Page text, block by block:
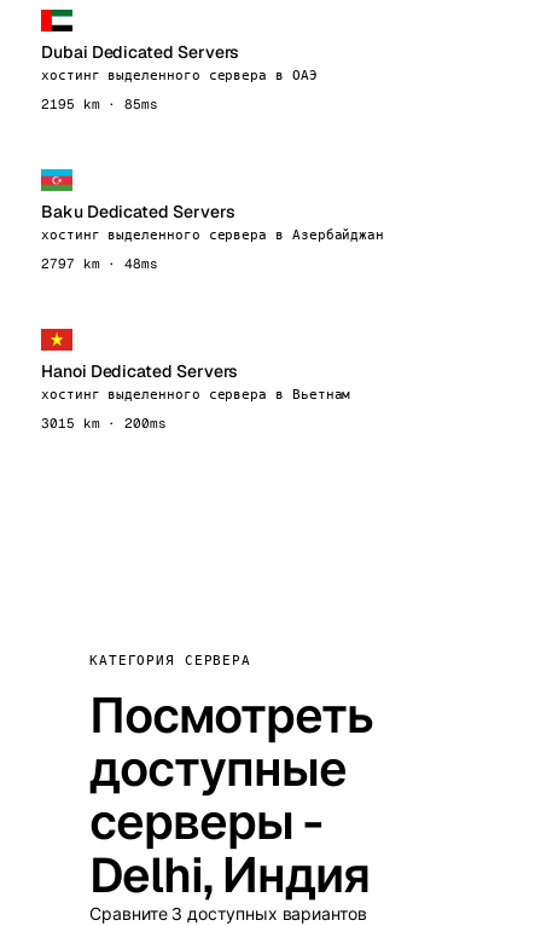
Dubai Dedicated Servers
хостинг выделенного сервера в ОАЭ
2195 km · 85ms
Baku Dedicated Servers
хостинг выделенного сервера в Азербайджан
2797 km · 48ms
Hanoi Dedicated Servers
хостинг выделенного сервера в Вьетнам
3015 km · 200ms
КАТЕГОРИЯ СЕРВЕРА
Посмотреть
доступные
серверы -
Delhi, Индия
Сравните 3 доступных вариантов